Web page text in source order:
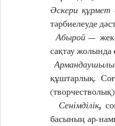
Әскери құрмет
тәрбиелеуде
  Абырой
—
сақтау жолында
құштарлық.
  Сенімділік
,
басының ар-